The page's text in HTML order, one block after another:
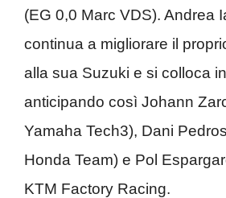
(EG 0,0 Marc VDS). Andrea
continua a migliorare il
alla sua Suzuki e si colloca
anticipando così Johann
Yamaha Tech3), Dani
Honda Team) e Pol
KTM Factory Racing.